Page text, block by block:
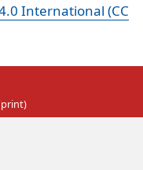
International (CC